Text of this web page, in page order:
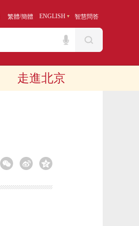
繁體/簡體 ENGLISH 智慧問答
走進北京